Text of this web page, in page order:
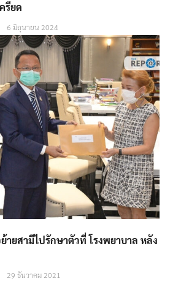
รียด
6 มิถุนายน 2024
ายสามีไปรักษาตัวที่ โรงพยาบาล หลัง
29 ธันวาคม 2021